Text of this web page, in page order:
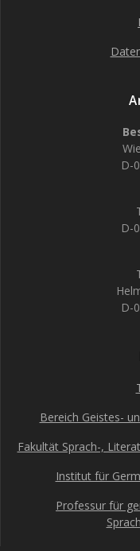
D-
D-
D-
Bereich Geistes-
Fakultät Sprach-,
Institut für
Professur für